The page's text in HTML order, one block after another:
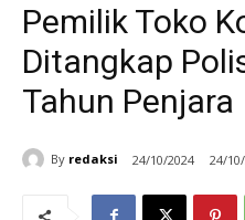
Pemilik Toko
Ditangkap
Tahun Penjara
By redaksi 24/10/2024 24/